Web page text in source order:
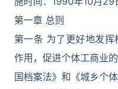
第一章 总则
第一条 为了更好地发
作用，促进个体工商业
国档案法》和《城乡个